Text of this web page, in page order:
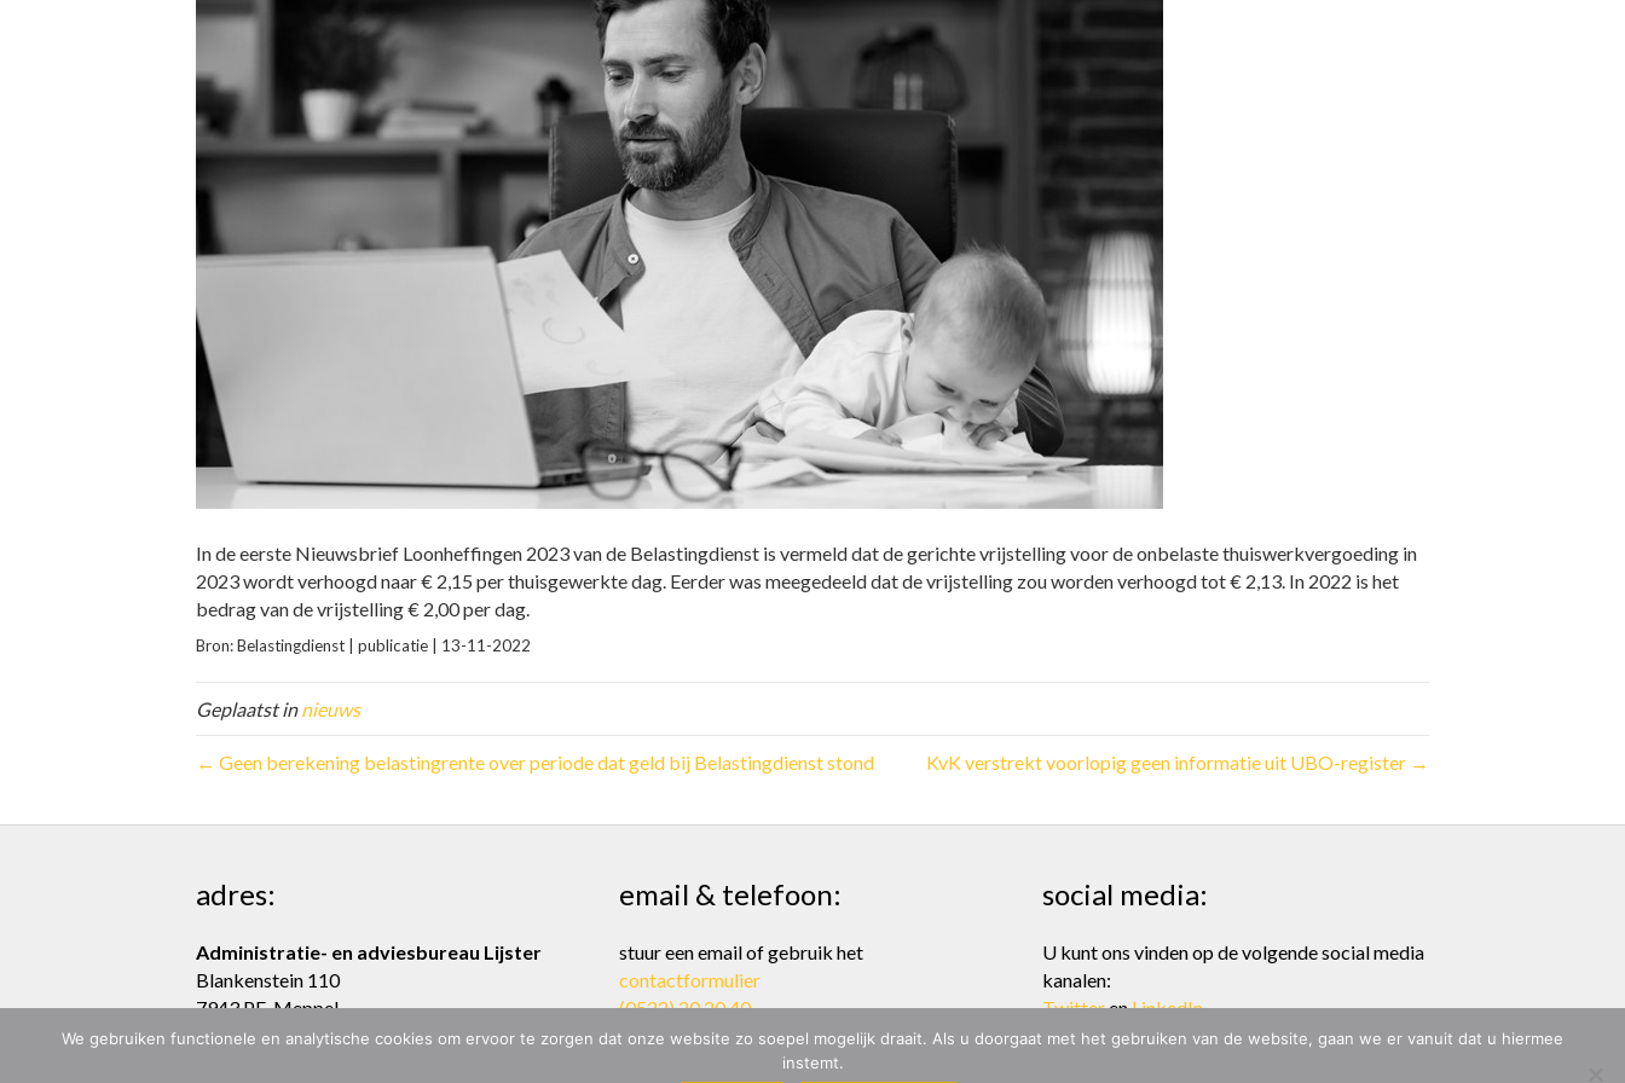
In de eerste Nieuwsbrief Loonheffingen 2023 van de Belastingdienst is vermeld dat de gerichte vrijstelling voor de onbelaste thuiswerkvergoeding in
2023 wordt verhoogd naar € 2,15 per thuisgewerkte dag. Eerder was meegedeeld dat de vrijstelling zou worden verhoogd tot € 2,13. In 2022 is het
bedrag van de vrijstelling € 2,00 per dag.
Bron: Belastingdienst | publicatie | 13-11-2022
Geplaatst innieuws
← Geen berekening belastingrente over periode dat geld bij Belastingdienst stond KvK verstrekt voorlopig geen informatie uit UBO-register →
adres:
Administratie- en adviesbureau Lijster
Blankenstein 110
7943 PE Meppel
email & telefoon:
stuur een email of gebruik het
contactformulier
(0522) 20 20 40
social media:
U kunt ons vinden op de volgende social media
kanalen:
TwitterenLinkedIn
We gebruiken functionele en analytische cookies om ervoor te zorgen dat onze website zo soepel mogelijk draait. Als u doorgaat met het gebruiken van de website, gaan we er vanuit dat u hiermee
instemt.